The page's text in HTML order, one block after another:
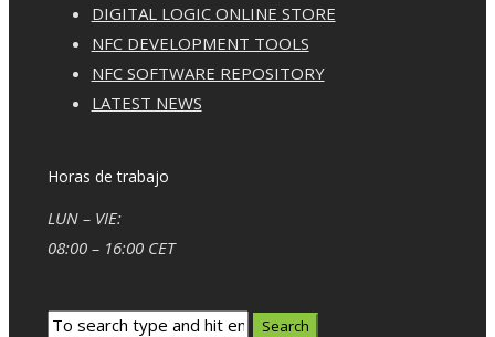
DIGITAL LOGIC ONLINE STORE
NFC DEVELOPMENT TOOLS
NFC SOFTWARE REPOSITORY
LATEST NEWS
Horas de trabajo
LUN – VIE:
08:00 – 16:00 CET